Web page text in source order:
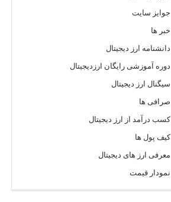
جوایز سایت
خبر ها
دانشنامه ارز دیجیتال
دوره آموزشی رایگان ارزدیجیتال
سیگنال ارز دیجیتال
صرافی ها
کسب درآمد از ارز دیجیتال
کیف پول ها
معرفی ارز های دیجیتال
نمودار قیمت